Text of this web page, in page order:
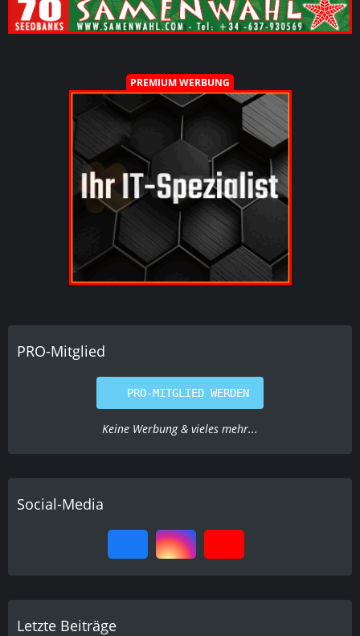
PREMIUM WERBUNG
PRO-Mitglied
PRO-MITGLIED WERDEN
Keine Werbung & vieles mehr...
Social-Media
Letzte Beiträge